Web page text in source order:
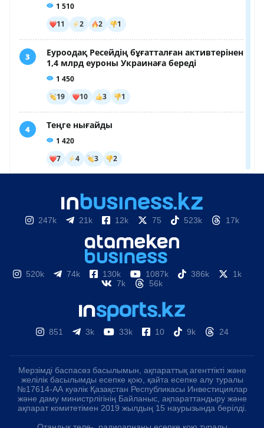
247k 21k 12k 75 523k 17k
520k 74k 130k 1087k 386k
1k
7k
56k
851 3k 33k 10 9k 24
Мерзімді баспасөз басылымын, ақпараттық агенттікті және
желілік басылымды есепке қою, қайта есепке алу туралы
№17614-АА куәлік Қазақстан Республикасы Инвестициялар
және даму министрлігінің Байланыс, ақпараттандыру және
ақпарат комитетімен 2019 жылдың 15 наурызында берілді.